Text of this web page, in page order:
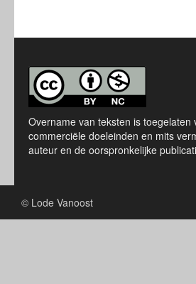
Overname van teksten is toegelaten
commerciële doeleinden en mits
auteur en de oorspronkelijke
© Lode Vanoost